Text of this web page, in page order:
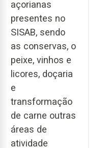
açorianas
presentes no
SISAB, sendo
as conservas, o
peixe, vinhos e
licores, doçaria
e
transformação
de carne outras
áreas de
atividade